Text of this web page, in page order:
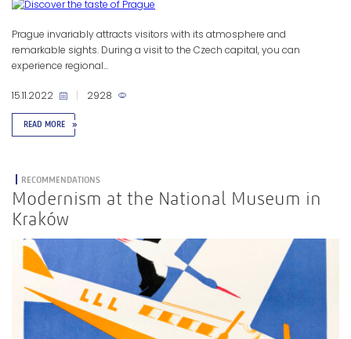
Prague invariably attracts visitors with its atmosphere and
remarkable sights. During a visit to the Czech capital, you can
experience regional...
READ MORE »
15.11.2022 2928
RECOMMENDATIONS
Modernism at the National Museum in
Kraków